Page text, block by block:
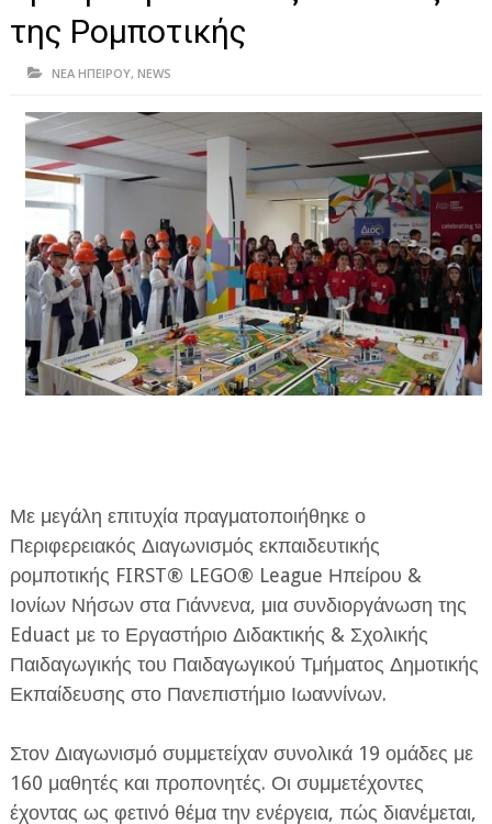
ΗΠΕΙΡΟΣ
ΠΡΕΒΕΖΑ
ΙΩΑΝΝΙΝΑ
ΘΕΣΠΡΩΤΙΑ
ΚΑΙ ΕΛΛΑΔΑ
ΥΓΕΙΑ-ΟΜΟΡΦΙΑ
ΠΟΛΙΤΙΣΜΟΣ
ΕΦΗΜΕΡΙΔΑ Η ΠΑΡΓΑ
της Ρομποτικής
ΝΕΑ ΗΠΕΙΡΟΥ, NEWS
Με μεγάλη επιτυχία πραγματοποιήθηκε ο
Περιφερειακός Διαγωνισμός εκπαιδευτικής
ρομποτικής FIRST® LEGO® League Ηπείρου &
Ιονίων Νήσων στα Γιάννενα, μια συνδιοργάνωση της
Eduact με το Εργαστήριο Διδακτικής & Σχολικής
Παιδαγωγικής του Παιδαγωγικού Τμήματος Δημοτικής
Εκπαίδευσης στο Πανεπιστήμιο Ιωαννίνων.
Στον Διαγωνισμό συμμετείχαν συνολικά 19 ομάδες με
160 μαθητές και προπονητές. Οι συμμετέχοντες
έχοντας ως φετινό θέμα την ενέργεια, πώς διανέμεται,